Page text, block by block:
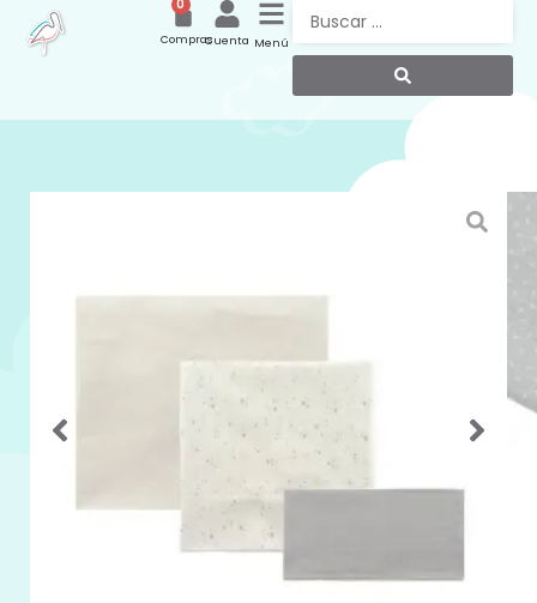
Menú
Cuenta
0
Compras